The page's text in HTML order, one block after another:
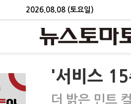
2026.08.08 (토요일)
'서비스
더 밝은 민트